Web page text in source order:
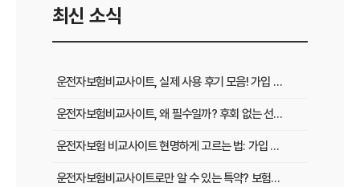
최신 소식
운전자보험비교사이트, 실제 사용 후기 모음! 가입 전 반드시 봐야 할 꿀팁
운전자보험비교사이트, 왜 필수일까? 후회 없는 선택을 위한 3가지 핵심 질문
운전자보험 비교사이트 현명하게 고르는 법: 가입 전 놓치지 말아야 할 체크리스트
운전자보험비교사이트로만 알 수 있는 특약? 보험료 절감 비법 공개